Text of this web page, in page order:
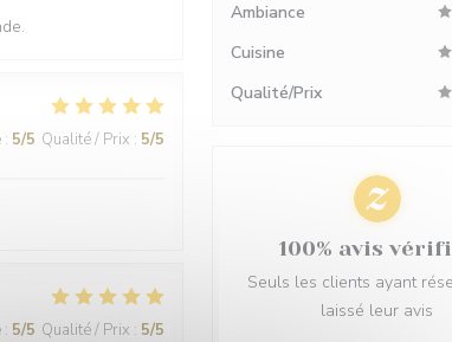
: 5/5 Qualité / Prix : 5/5
: 5/5 Qualité / Prix : 5/5
Ambiance
Cuisine
Qualité/Prix
100% avis
Seuls les clients ayant
laissé leur avis